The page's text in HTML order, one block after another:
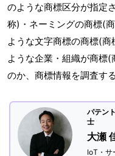
のような商標区分が指定
称)・ネーミングの商標(
ような文字商標の商標(
ような企業・組織が商標
のか、商標情報を調査す
パテン
士
大瀬
IoT・サ